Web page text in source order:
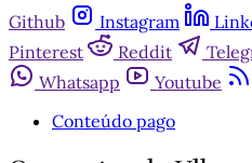
Github
Instagram
Pinterest
Reddit
Whatsapp
Youtube
Conteúdo pago